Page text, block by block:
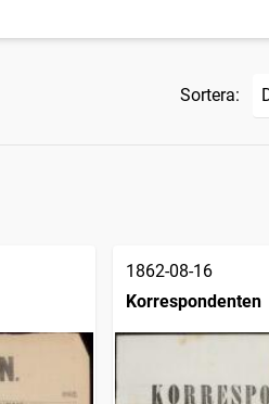
Sortera:
1862-08-16
Korrespondenten